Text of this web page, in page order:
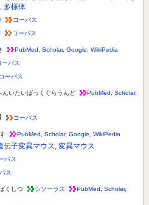
, 多様体
コーパス
コーパス
PubMed Scholar, Google WikiPedia
ーパス
コーパス
んいたいばっくぐらうんど PubMed Scholar,
コーパス
PubMed Scholar, Google WikiPedia
伝子変異マウス, 変異マウス
パス
ス
くしつ シソーラス PubMed Scholar,